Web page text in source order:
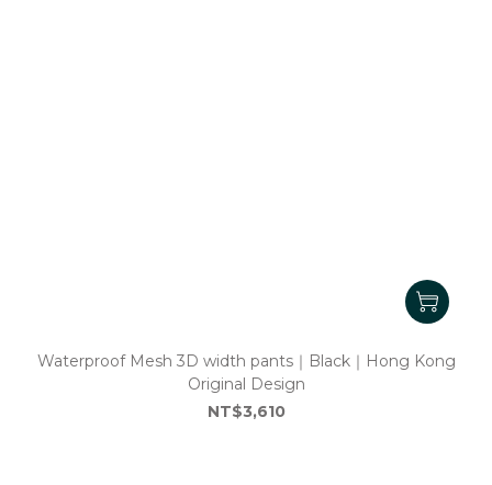
Waterproof Mesh 3D width pants｜Black｜Hong Kong
Original Design
NT$3,610